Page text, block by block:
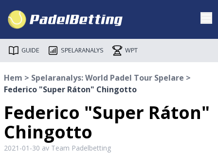
GUIDE SPELARANALYS WPT
Hem > Spelaranalys: World Padel Tour Spelare >
Federico "Super Ráton" Chingotto
Federico "Super Ráton"
Chingotto
2021-01-30 av Team Padelbetting